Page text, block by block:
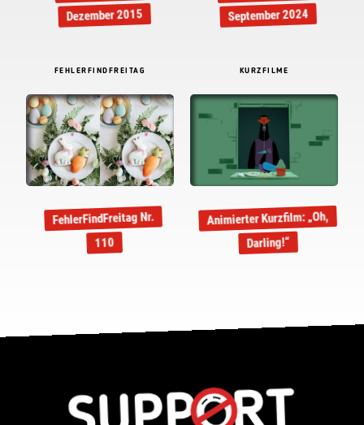
Dezember 2015 September 2024
FEHLERFINDFREITAG
FehlerFindFreitag Nr.
110
KURZFILME
Animierter Kurzfilm: „Oh,
Darling!“